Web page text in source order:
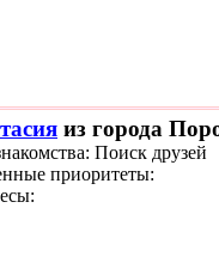
из города
Поиск друзей
приоритеты: